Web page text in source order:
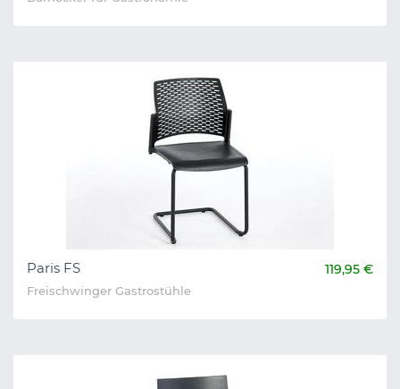
Paris FS 119,95 €
Freischwinger Gastrostühle